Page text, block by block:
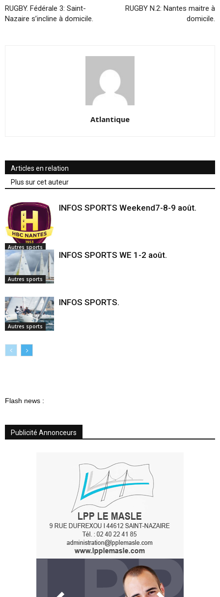
RUGBY. Fédérale 3: Saint-
Nazaire s’incline à domicile.
RUGBY N.2: Nantes maitre à
domicile.
Atlantique
Articles en relation
Plus sur cet auteur
Autres sports
INFOS SPORTS Weekend7-8-9 août.
Autres sports
INFOS SPORTS WE 1-2 août.
Autres sports
INFOS SPORTS.
Flash news :
Publicité Annonceurs